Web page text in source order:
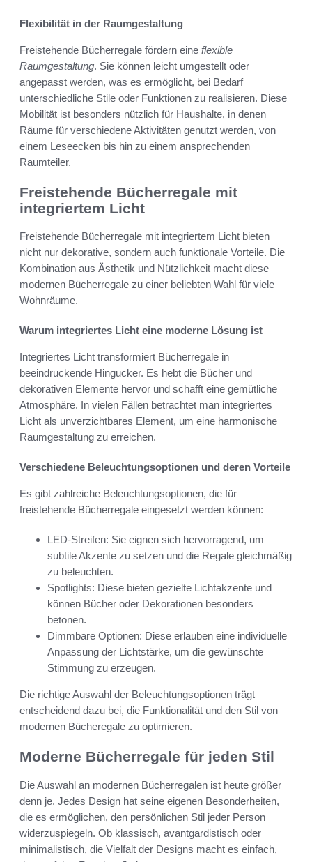
Flexibilität in der Raumgestaltung
Freistehende Bücherregale fördern eine flexible
Raumgestaltung. Sie können leicht umgestellt oder
angepasst werden, was es ermöglicht, bei Bedarf
unterschiedliche Stile oder Funktionen zu realisieren. Diese
Mobilität ist besonders nützlich für Haushalte, in denen
Räume für verschiedene Aktivitäten genutzt werden, von
einem Leseecken bis hin zu einem ansprechenden
Raumteiler.
Freistehende Bücherregale mit
integriertem Licht
Freistehende Bücherregale mit integriertem Licht bieten
nicht nur dekorative, sondern auch funktionale Vorteile. Die
Kombination aus Ästhetik und Nützlichkeit macht diese
modernen Bücherregale zu einer beliebten Wahl für viele
Wohnräume.
Warum integriertes Licht eine moderne Lösung ist
Integriertes Licht transformiert Bücherregale in
beeindruckende Hingucker. Es hebt die Bücher und
dekorativen Elemente hervor und schafft eine gemütliche
Atmosphäre. In vielen Fällen betrachtet man integriertes
Licht als unverzichtbares Element, um eine harmonische
Raumgestaltung zu erreichen.
Verschiedene Beleuchtungsoptionen und deren Vorteile
Es gibt zahlreiche Beleuchtungsoptionen, die für
freistehende Bücherregale eingesetzt werden können:
LED-Streifen: Sie eignen sich hervorragend, um
subtile Akzente zu setzen und die Regale gleichmäßig
zu beleuchten.
Spotlights: Diese bieten gezielte Lichtakzente und
können Bücher oder Dekorationen besonders
betonen.
Dimmbare Optionen: Diese erlauben eine individuelle
Anpassung der Lichtstärke, um die gewünschte
Stimmung zu erzeugen.
Die richtige Auswahl der Beleuchtungsoptionen trägt
entscheidend dazu bei, die Funktionalität und den Stil von
modernen Bücheregale zu optimieren.
Moderne Bücherregale für jeden Stil
Die Auswahl an modernen Bücherregalen ist heute größer
denn je. Jedes Design hat seine eigenen Besonderheiten,
die es ermöglichen, den persönlichen Stil jeder Person
widerzuspiegeln. Ob klassisch, avantgardistisch oder
minimalistisch, die Vielfalt der Designs macht es einfach,